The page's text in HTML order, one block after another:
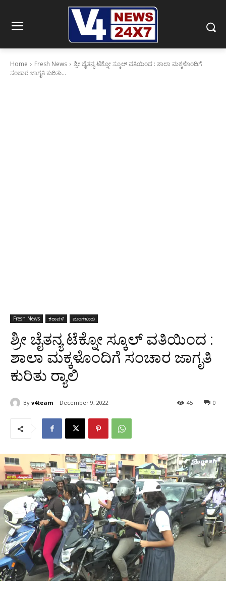
Home Fresh News
ಶ್ರೀ ಚೈತನ್ಯ ಟೆಕ್ನೋ ಸ್ಕೂಲ್ ವತಿಯಿಂದ : ಶಾಲಾ ಮಕ್ಕಳೊಂದಿಗೆ
ಸಂಚಾರ ಜಾಗೃತಿ ಕುರಿತು...
Fresh News ಕರಾವಳಿ ಮಂಗಳೂರು
ಶ್ರೀ ಚೈತನ್ಯ ಟೆಕ್ನೋ ಸ್ಕೂಲ್ ವತಿಯಿಂದ :
ಶಾಲಾ ಮಕ್ಕಳೊಂದಿಗೆ ಸಂಚಾರ ಜಾಗೃತಿ
ಕುರಿತು ರ್‍ಯಾಲಿ
By v4team December 9, 2022 0
45